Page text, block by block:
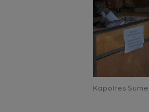
Kapolres